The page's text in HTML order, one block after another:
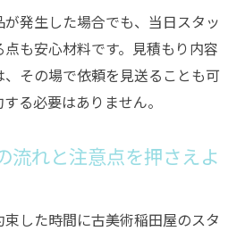
発生した場合でも、当日スタッ
も安心材料です。見積もり内容
その場で依頼を見送ることも可
る必要はありません。
流れと注意点を押さえよ
した時間に古美術稲田屋のスタ